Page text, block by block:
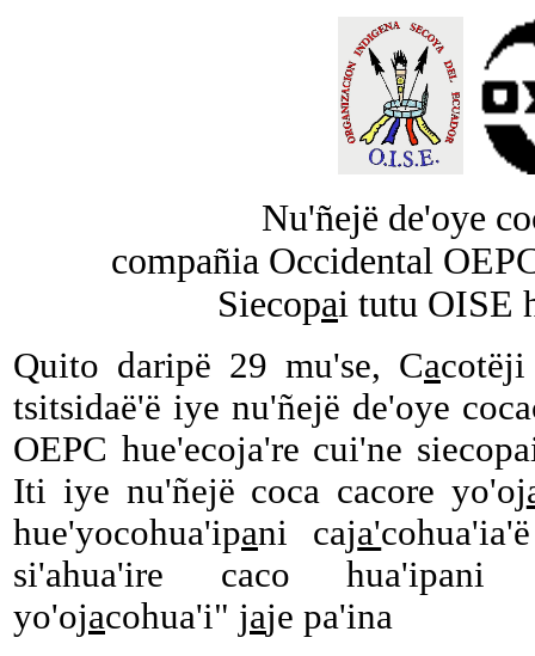
Nu'ñejë de'oye
compañia Occidental
Siecopai tutu OISE
Quito daripë 29 mu'se, Cacotëji
tsitsidaë'ë iye nu'ñejë de'oye
OEPC hue'ecoja're cui'ne
Iti iye nu'ñejë coca cacore yo'oj
hue'yocohua'ipani caja'
si'ahua'ire caco hua'ipani
yo'ojacohua'i" jaje pa'ina